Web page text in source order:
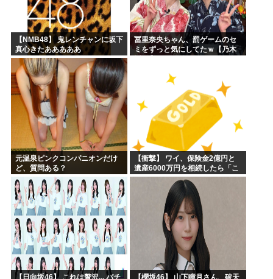
【NMB48】 鬼レンチャンに坂下
真心きたあああああ
冨里奈央ちゃん、罰ゲームのセ
ミをずっと気にしてたｗ【乃木
元温泉ピンクコンパニオンだけ
ど、質問ある？
【衝撃】 ワイ、保険金2億円と
遺産6000万円を相続したら「こ
う」なった・・・
【日向坂46】 これは贅沢... バチ 【櫻坂46】 山下瞳月さん、破天